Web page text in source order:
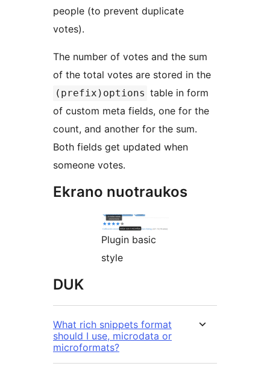
people (to prevent duplicate
votes).
The number of votes and the sum
of the total votes are stored in the
(prefix)options table in form
of custom meta fields, one for the
count, and another for the sum.
Both fields get updated when
someone votes.
Ekrano nuotraukos
Plugin basic
style
DUK
What rich snippets format
should I use, microdata or
microformats?